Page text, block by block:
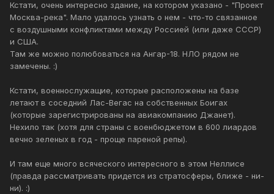
Кстати, очень интересно здание, на котором указано - "Проект
Москва-река". Мало удалось узнать о нем - что-то связанное
с воздушными конфликтами между Россией (или даже СССР)
и США.
Там же можно полюбоваться на Ангар-18. НЛО рядом не
замечены. :)
Кстати, военнослужащие, которые расположены на базе
летают в соседний Лас-Вегас на собственных Боигах
(которые зарегистрированы на авиакомпанию Джанет).
Нехило так (хотя для страны с военбюджетом в 600 лиардов
вечно зеленых в год - проще пареной репы).
И там еще много всяческого интересного в этом Неллисе
(правда рассматривать придется из стратосферы, ближе - ни-
ни). :)